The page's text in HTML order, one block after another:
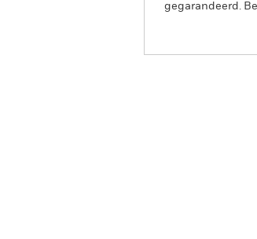
gegarandeerd.